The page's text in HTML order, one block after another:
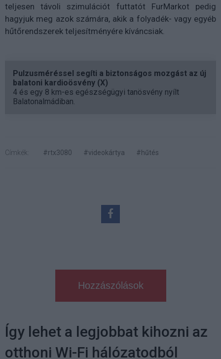
teljesen távoli szimulációt futtatót FurMarkot pedig
hagyjuk meg azok számára, akik a folyadék- vagy egyéb
hűtőrendszerek teljesítményére kíváncsiak.
Pulzusméréssel segíti a biztonságos mozgást az új
balatoni kardioösvény (X)
4 és egy 8 km-es egészségügyi tanösvény nyílt
Balatonalmádiban.
Címkék: #rtx3080 #videokártya #hűtés
Hozzászólások
Így lehet a legjobbat kihozni az
otthoni Wi-Fi hálózatodból